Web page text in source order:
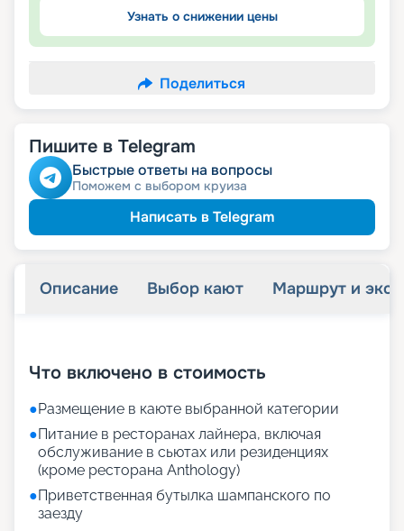
Узнать о снижении цены
Поделиться
Пишите в Telegram
Быстрые ответы на вопросы
Поможем с выбором круиза
Написать в Telegram
Описание Выбор кают Маршрут и
Что включено в стоимость
●Размещение в каюте выбранной категории
●Питание в ресторанах лайнера, включая
обслуживание в сьютах или резиденциях
(кроме ресторана Anthology)
●Приветственная бутылка шампанского по
заезду